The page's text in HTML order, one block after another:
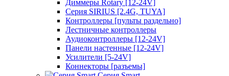
Диммеры Rotary [12-24V]
Серия SIRIUS [2.4G, TUYA]
Контроллеры [пульты раздельно]
Лестничные контроллеры
Аудиоконтроллеры [12-24V]
Панели настенные [12-24V]
Усилители [5-24V]
Коннекторы [разъемы]